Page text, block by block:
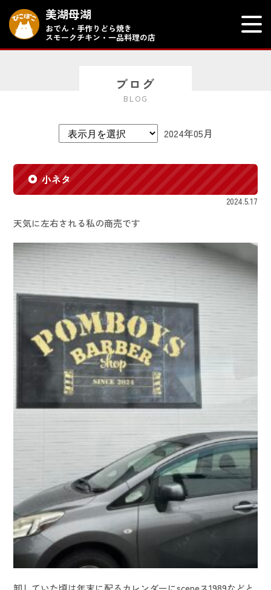
美湖母湖
おでん・手作りどら焼き
スモークチキン・一品料理の店
ブログ
BLOG
2024年05月
小ネタ
2024.5.17
天気に左右される私の商売です